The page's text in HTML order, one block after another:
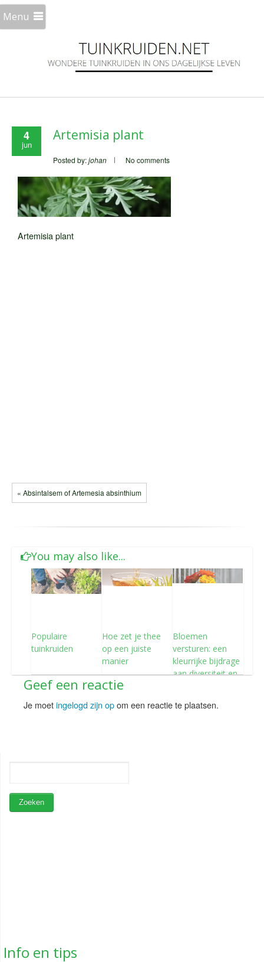
Menu
4
jun
Artemisia plant
Posted by:johan No comments
Artemisia plant
« Absintalsem of Artemesia absinthium
You may also like...
Populaire
tuinkruiden
Hoe zet je thee
op een juiste
manier
Bloemen
versturen: een
kleurrijke bijdrage
aan diversiteit en
Geef een reactie
Je moetingelogd zijn opom een reactie te plaatsen.
Info en tips